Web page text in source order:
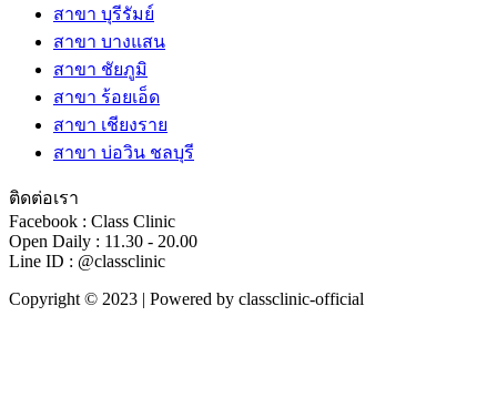
สาขา บุรีรัมย์
สาขา บางแสน
สาขา ชัยภูมิ
สาขา ร้อยเอ็ด
สาขา เชียงราย
สาขา บ่อวิน ชลบุรี
ติดต่อเรา
Facebook : Class Clinic
Open Daily : 11.30 - 20.00
Line ID : @classclinic​
Copyright © 2023 | Powered by classclinic-official